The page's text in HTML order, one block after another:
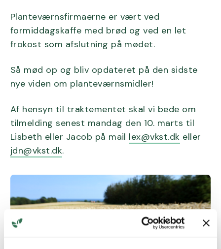
Planteværnsfirmaerne er vært ved
formiddagskaffe med brød og ved en let
frokost som afslutning på mødet.
Så mød op og bliv opdateret på den sidste
nye viden om planteværnsmidler!
Af hensyn til traktementet skal vi bede om
tilmelding senest mandag den 10. marts til
Lisbeth eller Jacob på mail lex@vkst.dk eller
jdn@vkst.dk.